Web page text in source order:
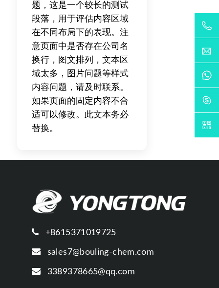
题，这是一个较长的测试
段落，用于评估内容区域
在不同布局下的表现。注
意页面中是否存在公司名
换行，图文排列，文本区
域太多，图片问题等样式
内容问题，请及时联系。
如果页面的固定内容不合
适可以修改。此文本务必
替换。
+8615371019725
sales7@bouling-chem.com
3389378665@qq.com